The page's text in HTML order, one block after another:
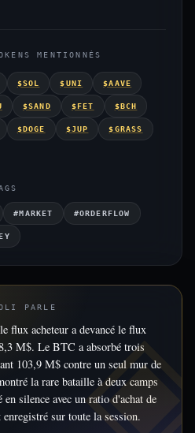
MENTIONNÉS
$SOL $UNI $AAVE
$SAND $FET $BCH
$DOGE $JUP $GRASS
#MARKET #ORDERFLOW
PARLE
flux acheteur a devancé le flux
M$. Le BTC a absorbé trois
103,9 M$ contre un seul mur de
la rare bataille à deux camps
silence avec un ratio d'achat de
sur toute la session.